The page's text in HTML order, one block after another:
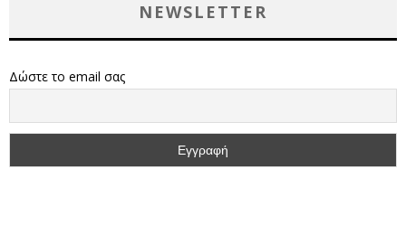
NEWSLETTER
Δώστε το email σας